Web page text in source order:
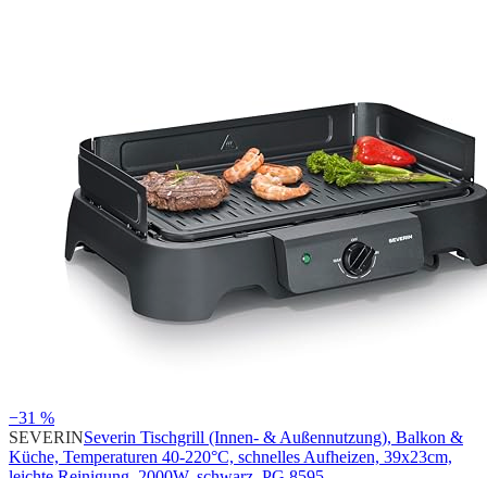
−31 %
SEVERINSeverin Tischgrill (Innen- & Außennutzung), Balkon &
Küche, Temperaturen 40-220°C, schnelles Aufheizen, 39x23cm,